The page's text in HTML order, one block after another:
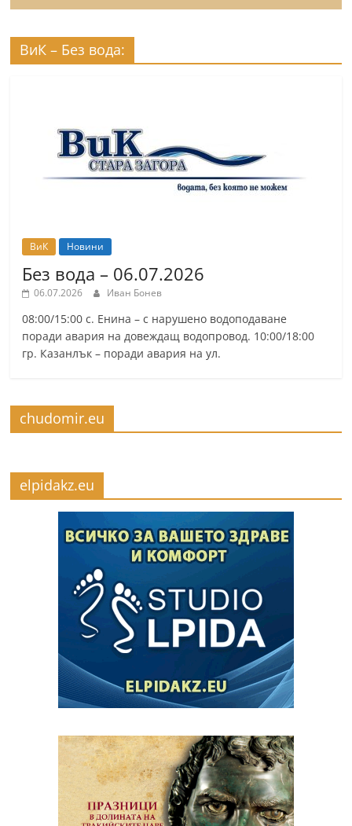
ВиК – Без вода:
ВиК Новини
Без вода – 06.07.2026
06.07.2026 Иван Бонев
08:00/15:00 с. Енина – с нарушено водоподаване
поради авария на довеждащ водопровод. 10:00/18:00
гр. Казанлък – поради авария на ул.
chudomir.eu
elpidakz.eu